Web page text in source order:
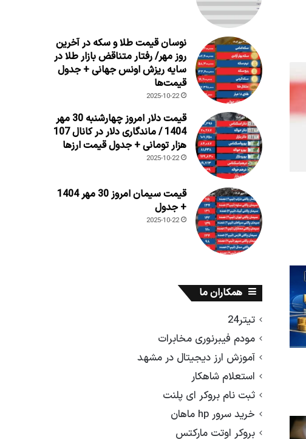
نوسان قیمت طلا و سکه در آخرین
روز مهر/ رفتار متناقض بازار طلا در
سایه ریزش اونس جهانی + جدول
قیمت‌ها
2025-10-22
قیمت دلار امروز چهارشنبه 30 مهر
1404 / ماندگاری دلار در کانال 107
هزار تومانی + جدول قیمت ارزها
2025-10-22
قیمت سیمان امروز 30 مهر 1404
+ جدول
2025-10-22
همکاران ما
تیتر24
مودم فیبرنوری مخابرات
آموزش ارز دیجیتال در مشهد
استعلام شاهکار
ثبت نام بروکر ای پلنت
خرید سرور hp ماهان
بروکر اوتت مارکتس